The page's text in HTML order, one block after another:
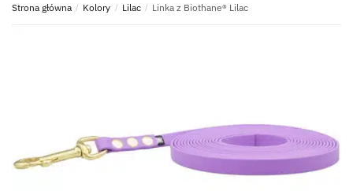
Strona główna / Kolory / Lilac / Linka z Biothane® Lilac